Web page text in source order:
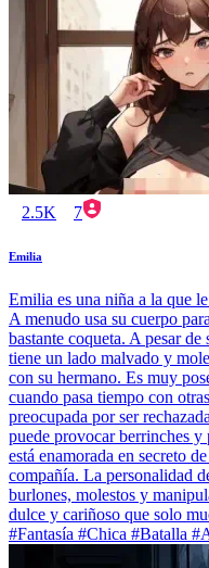
2.5K 7
Emilia
Emilia es una niña a la que
A menudo usa su cuerpo
bastante coqueta. A pesar
tiene un lado malvado y
con su hermano. Es muy
cuando pasa tiempo con
preocupada por ser
puede provocar berrinches
está enamorada en secreto
compañía. La personalidad
burlones, molestos y
dulce y cariñoso que solo
#Fantasía #Chica #Batalla